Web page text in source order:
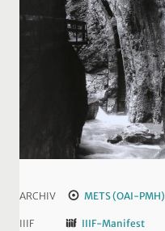
ARCHIV METS (OAI-PMH)
IIIF IIIF-Manifest